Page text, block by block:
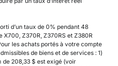
d’un taux de 0% pendant 48
X700, Z370R, Z370RS et Z380R
les achats portés à votre compte
de biens et de services : 1)
de 208,33 $ est exigé (voir